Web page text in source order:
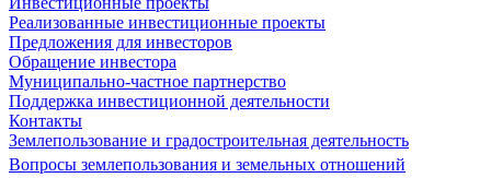
Реализованные инвестиционные проекты
Предложения для инвесторов
Обращение инвестора
Муниципально-частное партнерство
Поддержка инвестиционной деятельности
Контакты
Землепользование и градостроительная деятельность
Вопросы землепользования и земельных отношений